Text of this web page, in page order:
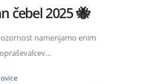
čebel 2025 🐝
namenjamo enim